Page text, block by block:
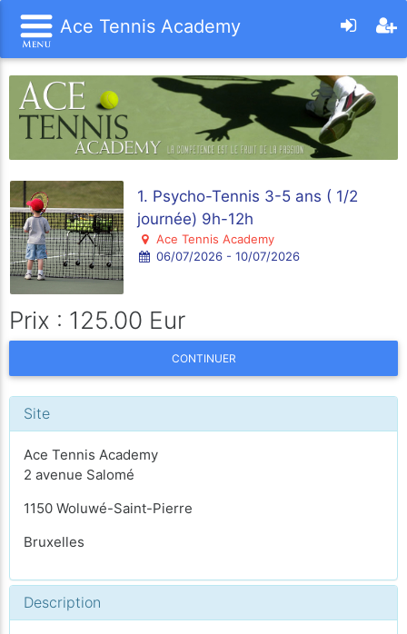
Ace Tennis Academy
1. Psycho-Tennis 3-5 ans ( 1/2
journée) 9h-12h
Ace Tennis Academy
06/07/2026 - 10/07/2026
Prix : 125.00 Eur
CONTINUER
Site
Ace Tennis Academy
2 avenue Salomé
1150 Woluwé-Saint-Pierre
Bruxelles
Description